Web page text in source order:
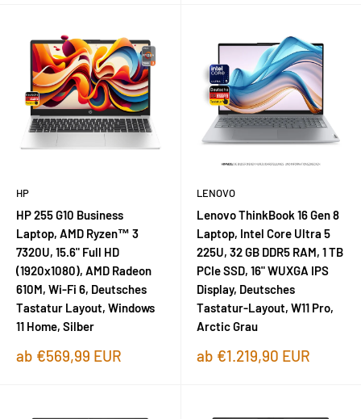
HP
HP 255 G10 Business
Laptop, AMD Ryzen™ 3
7320U, 15.6" Full HD
(1920x1080), AMD Radeon
610M, Wi-Fi 6, Deutsches
Tastatur Layout, Windows
11 Home, Silber
Sonderpreis
ab €569,99 EUR
LENOVO
Lenovo ThinkBook 16 Gen 8
Laptop, Intel Core Ultra 5
225U, 32 GB DDR5 RAM, 1 TB
PCIe SSD, 16" WUXGA IPS
Display, Deutsches
Tastatur-Layout, W11 Pro,
Arctic Grau
Sonderpreis
ab €1.219,90 EUR